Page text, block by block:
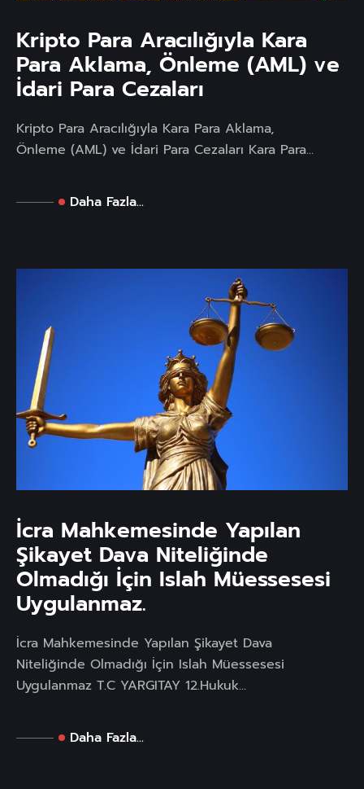
Kripto Para Aracılığıyla Kara
Para Aklama, Önleme (AML) ve
İdari Para Cezaları
Kripto Para Aracılığıyla Kara Para Aklama,
Önleme (AML) ve İdari Para Cezaları Kara Para...
Daha Fazla...
İcra Mahkemesinde Yapılan
Şikayet Dava Niteliğinde
Olmadığı İçin Islah Müessesesi
Uygulanmaz.
İcra Mahkemesinde Yapılan Şikayet Dava
Niteliğinde Olmadığı İçin Islah Müessesesi
Uygulanmaz T.C YARGITAY 12.Hukuk...
Daha Fazla...